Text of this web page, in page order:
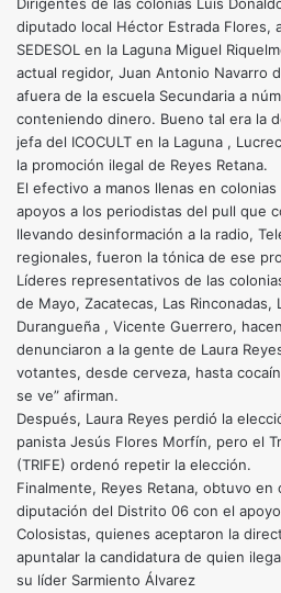
diputado local Héctor Estrada Flores,
SEDESOL en la Laguna Miguel
actual regidor, Juan Antonio Navarro
afuera de la escuela Secundaria a
conteniendo dinero. Bueno tal era la
jefa del ICOCULT en la Laguna ,
la promoción ilegal de Reyes Retana.
El efectivo a manos llenas en
apoyos a los periodistas del pull que
llevando desinformación a la radio,
regionales, fueron la tónica de ese
Líderes representativos de las
de Mayo, Zacatecas, Las Rinconadas,
Durangueña , Vicente Guerrero,
denunciaron a la gente de Laura
votantes, desde cerveza, hasta
se ve” afirman.
Después, Laura Reyes perdió la
panista Jesús Flores Morfín, pero el
(TRIFE) ordenó repetir la elección.
Finalmente, Reyes Retana, obtuvo
diputación del Distrito 06 con el
Colosistas, quienes aceptaron la
apuntalar la candidatura de quien
su líder Sarmiento Álvarez